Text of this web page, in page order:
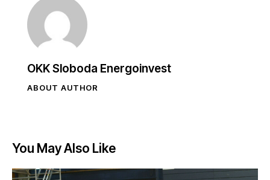
OKK Sloboda Energoinvest
ABOUT AUTHOR
You May Also Like